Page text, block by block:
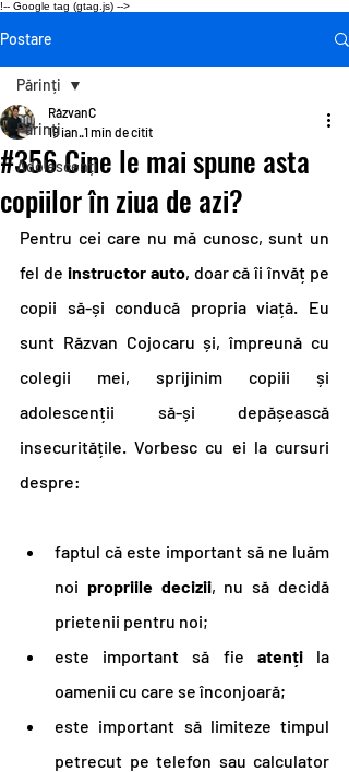
!-- Google tag (gtag.js) -->
Postare
Părinți
Adolescenți
Părinți
#356 Cine le mai spune asta
copiilor în ziua de azi?
RăzvanC
19 ian.1 min de citit
Pentru cei care nu mă cunosc, sunt un
fel de instructor auto, doar că îi învăț pe
copii să-și conducă propria viață. Eu
sunt Răzvan Cojocaru și, împreună cu
colegii mei, sprijinim copiii și
adolescenții să-și depășească
insecuritățile. Vorbesc cu ei la cursuri
despre:
faptul că este important să ne luăm
noi propriile decizii, nu să decidă
prietenii pentru noi;
este important să fie atenți la
oamenii cu care se înconjoară;
este important să limiteze timpul
petrecut pe telefon sau calculator